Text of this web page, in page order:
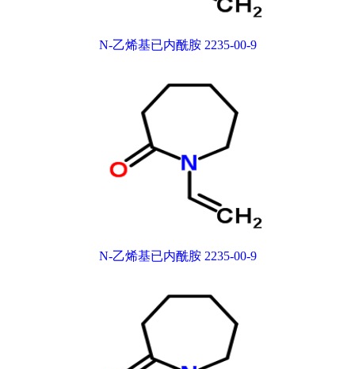
N-乙烯基已内酰胺 2235-00-9
N-乙烯基已内酰胺 2235-00-9